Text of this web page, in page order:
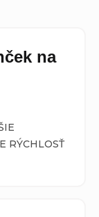
na
RÝCHLOSŤ